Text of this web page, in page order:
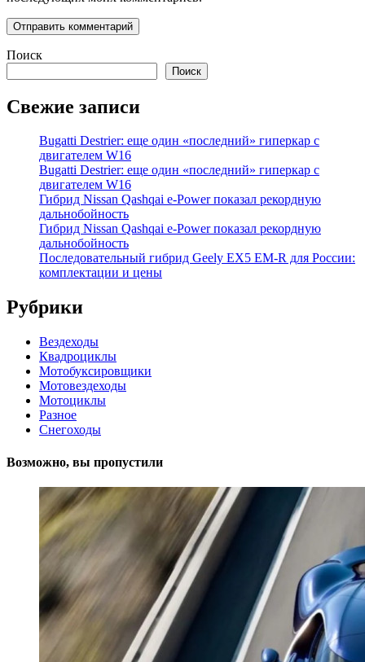
Поиск
Поиск
Свежие записи
Bugatti Destrier: еще один «последний» гиперкар с
двигателем W16
Bugatti Destrier: еще один «последний» гиперкар с
двигателем W16
Гибрид Nissan Qashqai e-Power показал рекордную
дальнобойность
Гибрид Nissan Qashqai e-Power показал рекордную
дальнобойность
Последовательный гибрид Geely EX5 EM-R для России:
комплектации и цены
Рубрики
Вездеходы
Квадроциклы
Мотобуксировщики
Мотовездеходы
Мотоциклы
Разное
Снегоходы
Возможно, вы пропустили